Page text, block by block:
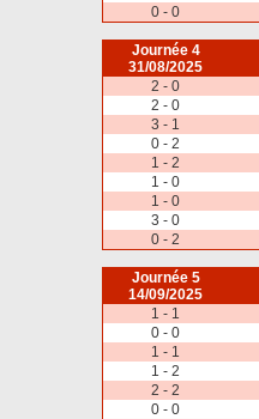
0 - 0
Journée 4
31/08/2025
2 - 0
2 - 0
3 - 1
0 - 2
1 - 2
1 - 0
1 - 0
3 - 0
0 - 2
Journée 5
14/09/2025
1 - 1
0 - 0
1 - 1
1 - 2
2 - 2
0 - 0